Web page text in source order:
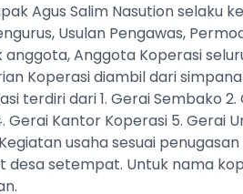
Agus Salim Nasution selaku
Usulan Pengawas,
Anggota Koperasi
Koperasi diambil dari
terdiri dari 1. Gerai Sembako 2.
Kantor Koperasi 5. Gerai
usaha sesuai
setempat. Untuk nama